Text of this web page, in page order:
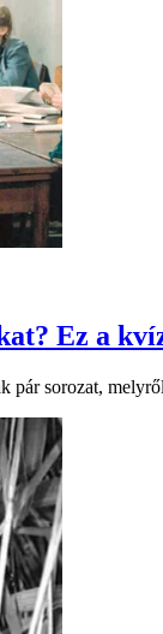
Ez a
pár sorozat,